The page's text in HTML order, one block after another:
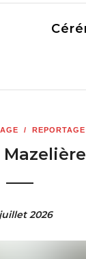
/
juillet 2026